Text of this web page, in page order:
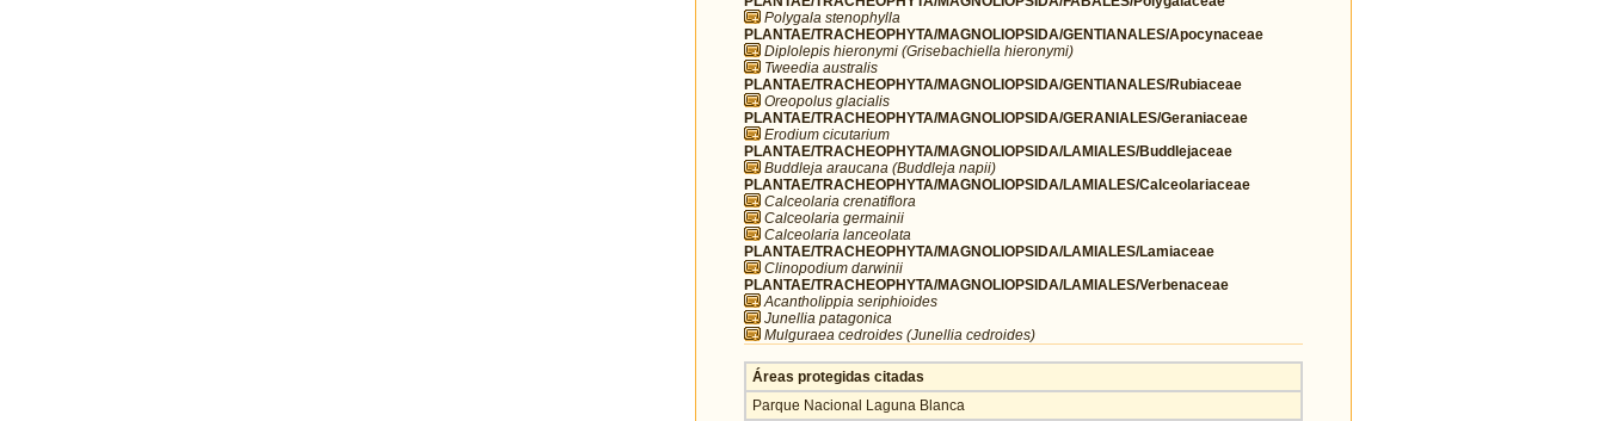
Polygala stenophylla
PLANTAE/TRACHEOPHYTA/MAGNOLIOPSIDA/GENTIANALES/Apocynaceae
Diplolepis hieronymi (Grisebachiella hieronymi)
Tweedia australis
PLANTAE/TRACHEOPHYTA/MAGNOLIOPSIDA/GENTIANALES/Rubiaceae
Oreopolus glacialis
PLANTAE/TRACHEOPHYTA/MAGNOLIOPSIDA/GERANIALES/Geraniaceae
Erodium cicutarium
PLANTAE/TRACHEOPHYTA/MAGNOLIOPSIDA/LAMIALES/Buddlejaceae
Buddleja araucana (Buddleja napii)
PLANTAE/TRACHEOPHYTA/MAGNOLIOPSIDA/LAMIALES/Calceolariaceae
Calceolaria crenatiflora
Calceolaria germainii
Calceolaria lanceolata
PLANTAE/TRACHEOPHYTA/MAGNOLIOPSIDA/LAMIALES/Lamiaceae
Clinopodium darwinii
PLANTAE/TRACHEOPHYTA/MAGNOLIOPSIDA/LAMIALES/Verbenaceae
Acantholippia seriphioides
Junellia patagonica
Mulguraea cedroides (Junellia cedroides)
Áreas protegidas citadas
Parque Nacional Laguna Blanca